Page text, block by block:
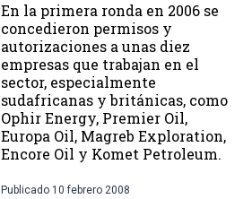
En la primera ronda en 2006 se
concedieron permisos y
autorizaciones a unas diez
empresas que trabajan en el
sector, especialmente
sudafricanas y británicas, como
Ophir Energy, Premier Oil,
Europa Oil, Magreb Exploration,
Encore Oil y Komet Petroleum.
Publicado 10 febrero 2008